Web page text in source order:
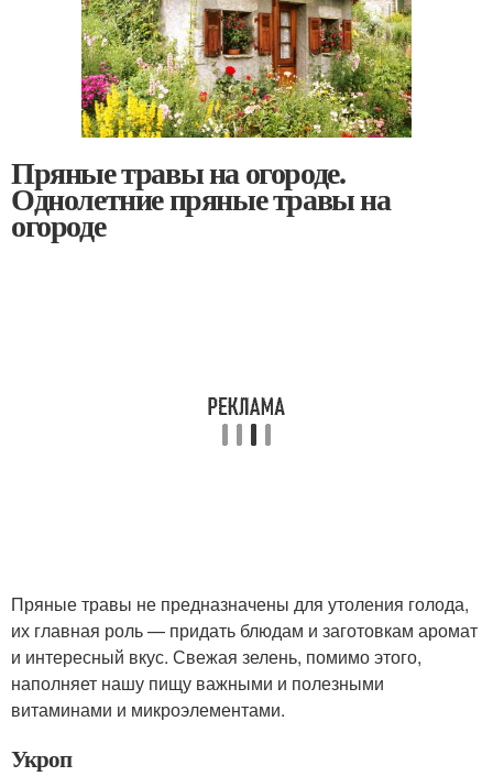
Пряные травы на огороде.
Однолетние пряные травы на
огороде
Пряные травы не предназначены для утоления голода,
их главная роль — придать блюдам и заготовкам аромат
и интересный вкус. Свежая зелень, помимо этого,
наполняет нашу пищу важными и полезными
витаминами и микроэлементами.
Укроп